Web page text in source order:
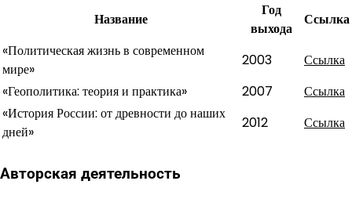
Название
Год
выхода
Ссылка
«Политическая жизнь в современном
мире»
2003
Ссылка
«Геополитика: теория и практика»
2007
Ссылка
«История России: от древности до наших
дней»
2012 Ссылка
Авторская деятельность